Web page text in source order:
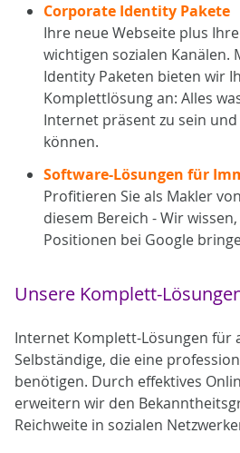
Corporate Identity Pakete
Ihre neue Webseite plus
wichtigen sozialen
Identity Paketen bieten wir
Komplettlösung an: Alles
Internet präsent zu sein
können.
Software-Lösungen für
Profitieren Sie als Makler
diesem Bereich - Wir
Positionen bei Google
Unsere Komplett-
Internet Komplett-Lösungen für
Selbständige, die eine
benötigen. Durch effektives
erweitern wir den
Reichweite in sozialen